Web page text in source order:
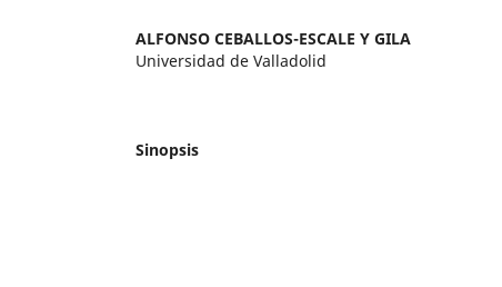
ALFONSO CEBALLOS-ESCALE Y GILA
Universidad de Valladolid
Sinopsis